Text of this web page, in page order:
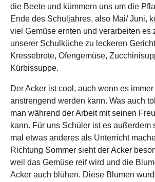
die Beete und kümmern uns um die
Ende des Schuljahres, also Mai/ Juni,
viel Gemüse ernten und verarbeiten es
unserer Schulküche zu leckeren
Kressebrote, Ofengemüse,
Kürbissuppe.
Der Acker ist cool, auch wenn es
anstrengend werden kann. Was auch
man während der Arbeit mit seinen
kann. Für uns Schüler ist es außerdem
mal etwas anderes als Unterricht
Richtung Sommer sieht der Acker
weil das Gemüse reif wird und die
Acker auch blühen. Diese Blumen